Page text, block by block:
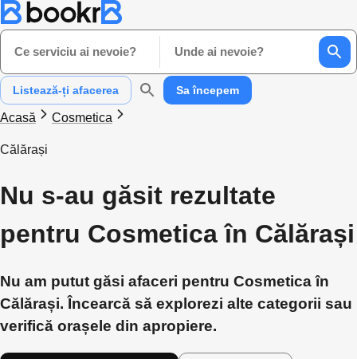
Ce serviciu ai nevoie? Unde ai nevoie?
Listează-ți afacerea Sa începem
Acasă Cosmetica
Călărași
Nu s-au găsit rezultate
pentru Cosmetica în Călărași
Nu am putut găsi afaceri pentru Cosmetica în
Călărași. Încearcă să explorezi alte categorii sau
verifică orașele din apropiere.